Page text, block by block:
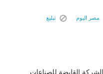
مصر اليوم تبليغ
القابضة للصناعات